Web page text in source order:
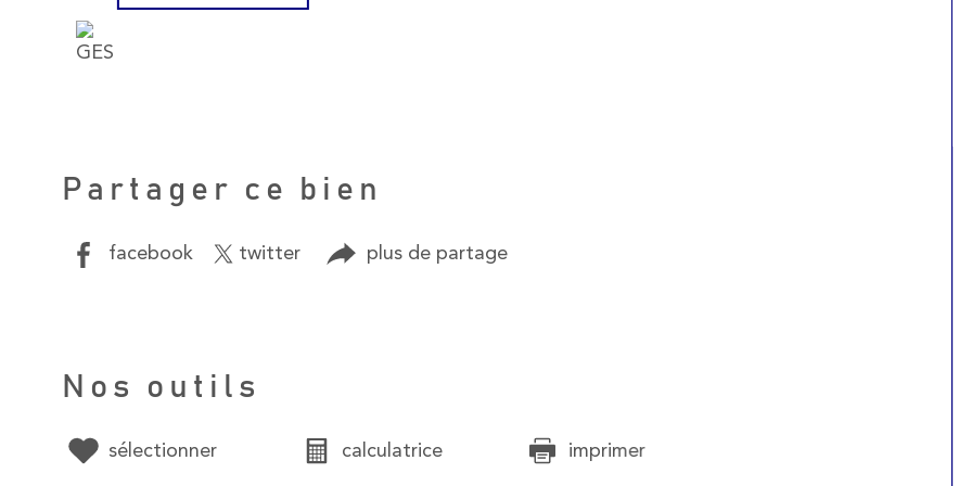
Partager ce bien
facebook twitter plus de partage
Nos outils
sélectionner calculatrice imprimer